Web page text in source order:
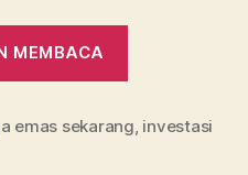
MEMBACA
Tren
emas sekarang investasi